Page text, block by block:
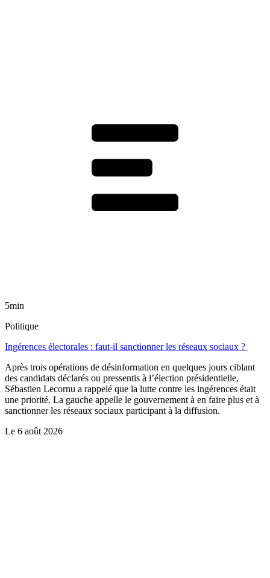
5min
Politique
Ingérences électorales : faut-il sanctionner les réseaux sociaux ?
Après trois opérations de désinformation en quelques jours ciblant
des candidats déclarés ou pressentis à l’élection présidentielle,
Sébastien Lecornu a rappelé que la lutte contre les ingérences était
une priorité. La gauche appelle le gouvernement à en faire plus et à
sanctionner les réseaux sociaux participant à la diffusion.
Le 6 août 2026